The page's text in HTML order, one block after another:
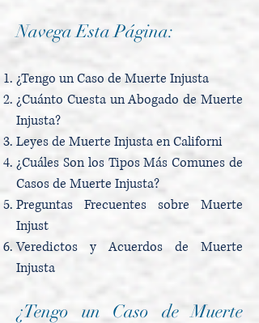
Navega Esta Página:
¿Tengo un Caso de Muerte Injusta
¿Cuánto Cuesta un Abogado de Muerte
Injusta?
Leyes de Muerte Injusta en Californi
¿Cuáles Son los Tipos Más Comunes de
Casos de Muerte Injusta?
Preguntas Frecuentes sobre Muerte
Injust
Veredictos y Acuerdos de Muerte
Injusta
¿Tengo un Caso de Muerte